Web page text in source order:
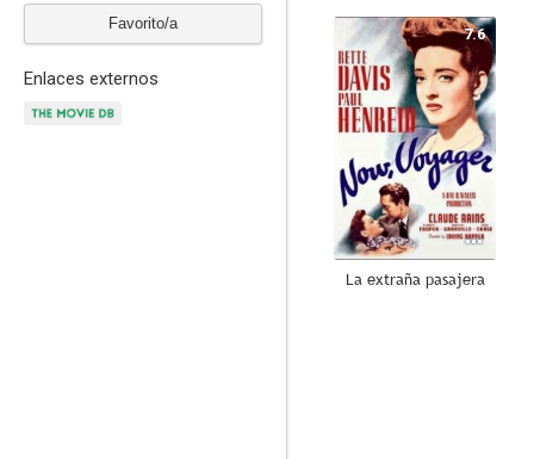
Favorito/a
Enlaces externos
7.6
La extraña pasajera